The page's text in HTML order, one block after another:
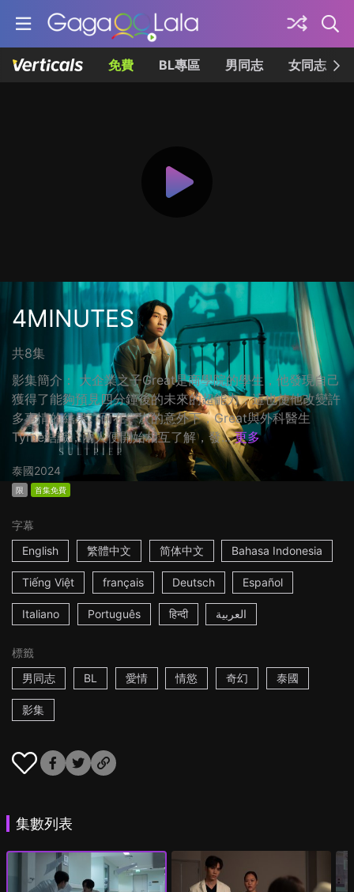
免費 BL專區 男同志 女同志
4MINUTES
共8集
影集簡介： 大企業之子Great是商學院的學生，他發現自己
獲得了能夠預見四分鐘後的未來的超能力，這也使他改變許
多事情的結果。而在一次的意外下，Great與外科醫生
Tyme結識，兩人便開始相互了解，發... 更多
泰國2024
限 首集免費
字幕
English
繁體中文 简体中文 Bahasa Indonesia
Tiếng Việt français Deutsch Español
Italiano Português हिन्दी العربية
標籤
男同志
BL 愛情 情慾 奇幻 泰國
影集
集數列表